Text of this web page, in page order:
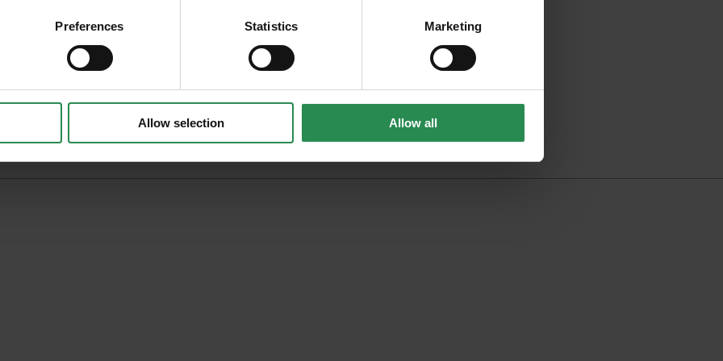
Preferences Statistics Marketing
Allow selection Allow all
della tua azienda modo innovativo, veloce e integrato!